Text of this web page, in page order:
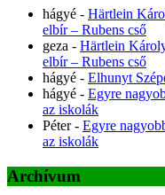
hágyé - Härtlein
elbír – Rubens cső
geza - Härtlein
elbír – Rubens cső
hágyé - Elhunyt
hágyé - Egyre
az iskolák
Péter- Egyre
az iskolák
Archívum